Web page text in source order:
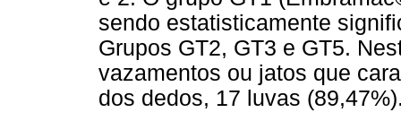
sendo estatisticamente
Grupos GT2, GT3 e GT5.
vazamentos ou jatos que
dos dedos, 17 luvas